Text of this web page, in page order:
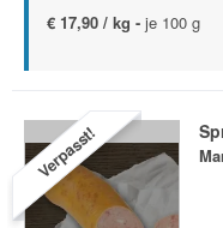
€ 17,90 / kg - je 100 g
Verpasst!